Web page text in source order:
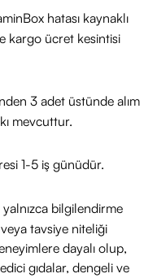
hatası kaynaklı
kargo ücret kesintisi
3 adet üstünde alım
mevcuttur.
1-5 iş günüdür.
bilgilendirme
tavsiye niteliği
dayalı olup,
gıdalar, dengeli ve